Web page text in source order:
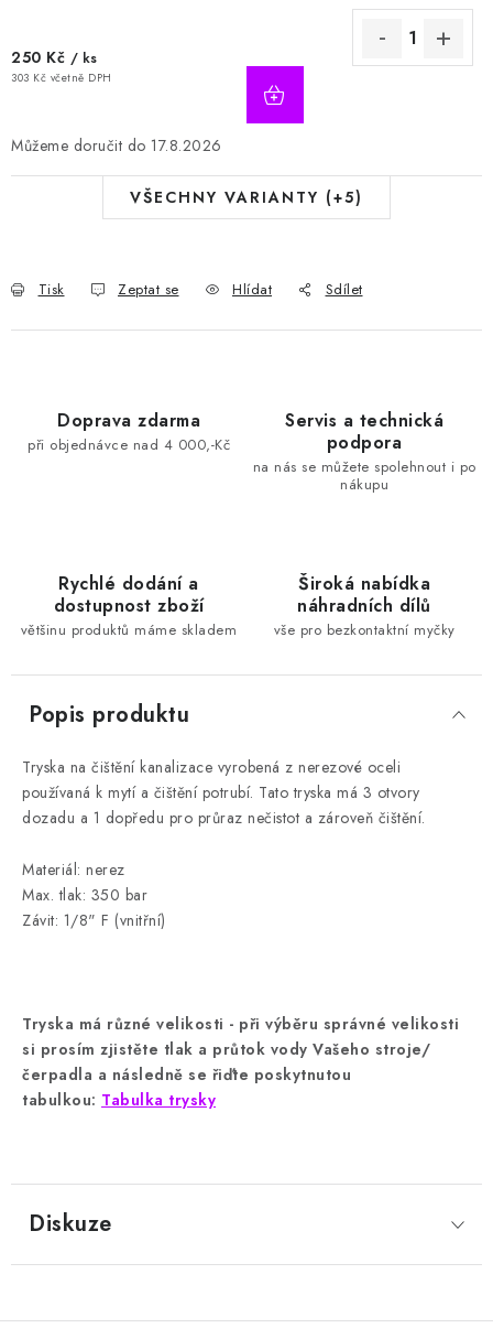
250 Kč / ks
303 Kč včetně DPH
17.8.2026
VŠECHNY VARIANTY (+5)
Tisk Zeptat se Hlídat Sdílet
Doprava zdarma
při objednávce nad 4 000,-Kč
Servis a technická
podpora
na nás se můžete spolehnout i po
nákupu
Rychlé dodání a
dostupnost zboží
většinu produktů máme skladem
Široká nabídka
náhradních dílů
vše pro bezkontaktní myčky
Popis produktu
Tryska na čištění kanalizace vyrobená z nerezové oceli
používaná k mytí a čištění potrubí. Tato tryska má 3 otvory
dozadu a 1 dopředu pro průraz nečistot a zároveň čištění.
Materiál: nerez
Max. tlak: 350 bar
Závit: 1/8" F (vnitřní)
Tryska má různé velikosti - při výběru správné velikosti
si prosím zjistěte tlak a průtok vody Vašeho stroje/
čerpadla a následně se řiďte poskytnutou
tabulkou: Tabulka trysky
Diskuze